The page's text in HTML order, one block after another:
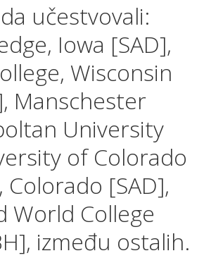
učestvovali:
Iowa [SAD],
Wisconsin
Manschester
University
of Colorado
Colorado [SAD],
World College
između ostalih.